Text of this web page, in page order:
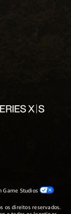
Game Studios
os direitos reservados.